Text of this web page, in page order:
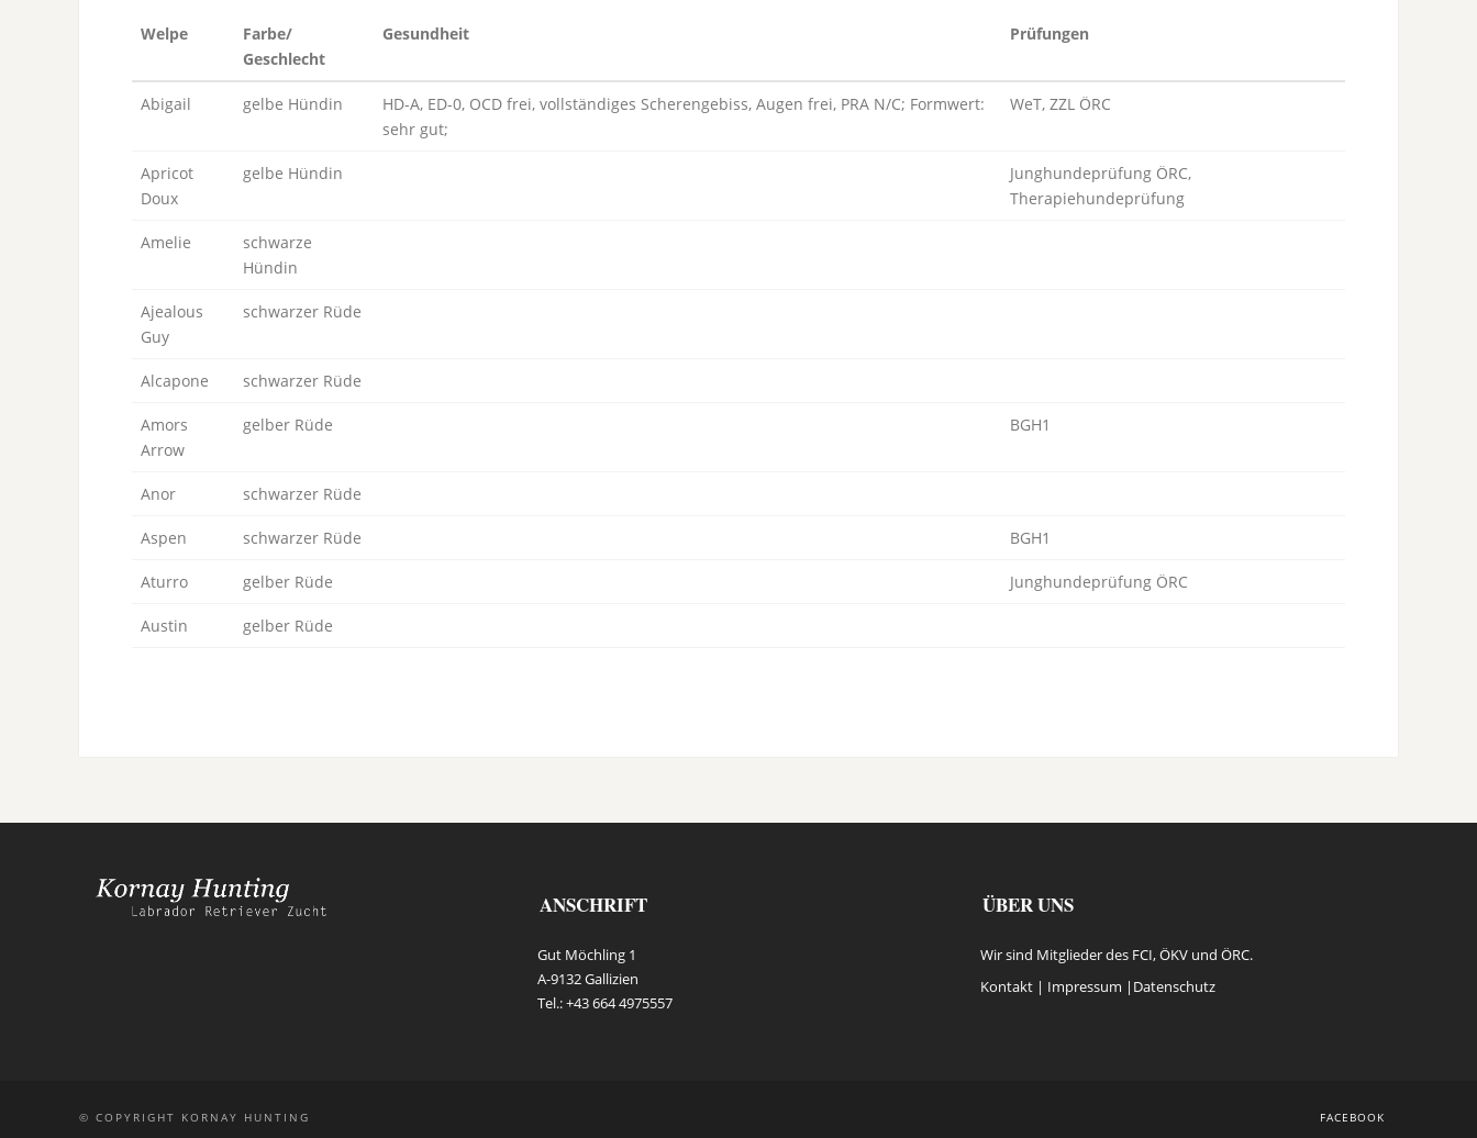
Welpe
Farbe/
Geschlecht
Gesundheit Prüfungen
Abigail gelbe Hündin
HD-A, ED-0, OCD frei, vollständiges Scherengebiss, Augen frei, PRA N/C; Formwert:
sehr gut;
WeT, ZZL ÖRC
Apricot
Doux
gelbe Hündin
Junghundeprüfung ÖRC,
Therapiehundeprüfung
Amelie
schwarze
Hündin
Ajealous
Guy
schwarzer Rüde
Alcapone schwarzer Rüde
Amors
Arrow
gelber Rüde BGH1
Anor schwarzer Rüde
Aspen schwarzer Rüde BGH1
Aturro gelber Rüde Junghundeprüfung ÖRC
Austin gelber Rüde
ANSCHRIFT
Gut Möchling 1
A-9132 Gallizien
Tel.: +43 664 4975557
ÜBER UNS
Wir sind Mitglieder des FCI, ÖKV und ÖRC.
Kontakt | Impressum | Datenschutz
© COPYRIGHT KORNAY HUNTING FACEBOOK